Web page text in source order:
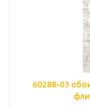
60288-03